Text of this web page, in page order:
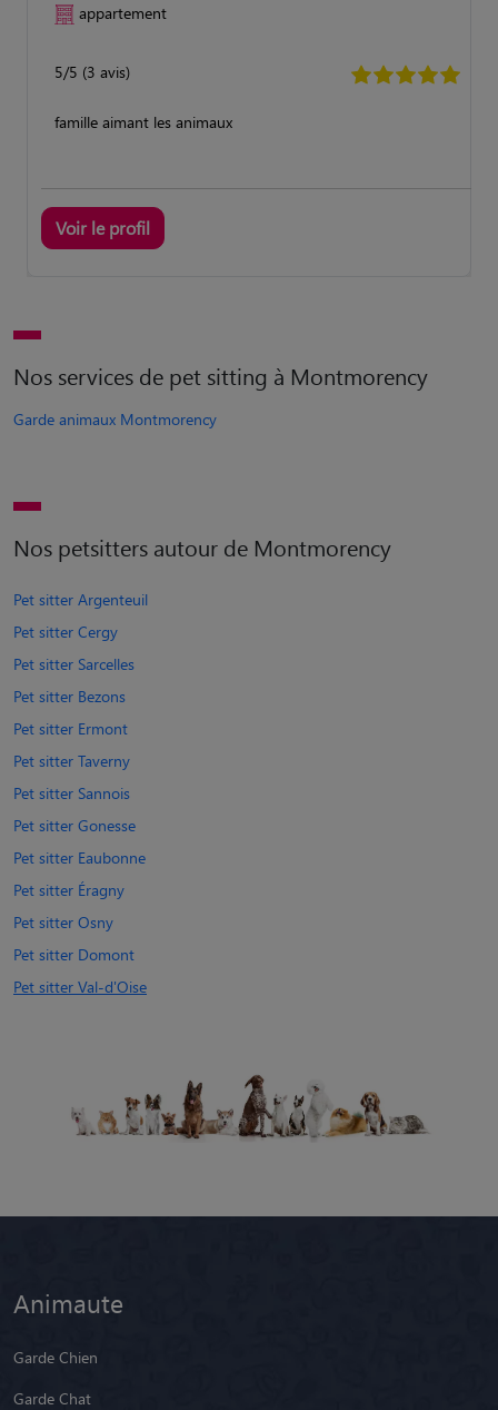
appartement
5/5 (3 avis)
famille aimant les animaux
Voir le profil
Nos services de pet sitting à Montmorency
Garde animaux Montmorency
Nos petsitters autour de Montmorency
Pet sitter Argenteuil
Pet sitter Cergy
Pet sitter Sarcelles
Pet sitter Bezons
Pet sitter Ermont
Pet sitter Taverny
Pet sitter Sannois
Pet sitter Gonesse
Pet sitter Eaubonne
Pet sitter Éragny
Pet sitter Osny
Pet sitter Domont
Pet sitter Val-d'Oise
Animaute
Garde Chien
Garde Chat